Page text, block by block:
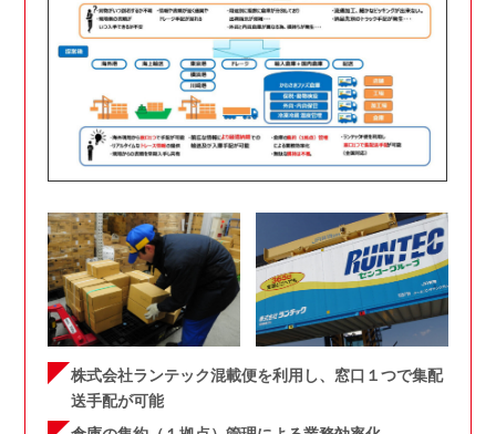
株式会社ランテック混載便を利用し、窓口１つで集配
送手配が可能